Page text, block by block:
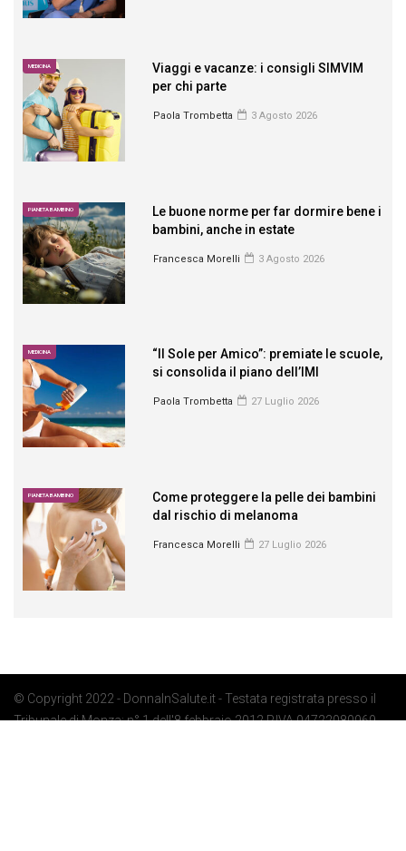
MEDICINA
Viaggi e vacanze: i consigli SIMVIM
per chi parte
Paola Trombetta 3 Agosto 2026
PIANETA BAMBINO
Le buone norme per far dormire bene i
bambini, anche in estate
Francesca Morelli 3 Agosto 2026
MEDICINA
“Il Sole per Amico”: premiate le scuole,
si consolida il piano dell’IMI
Paola Trombetta 27 Luglio 2026
PIANETA BAMBINO
Come proteggere la pelle dei bambini
dal rischio di melanoma
Francesca Morelli 27 Luglio 2026
© Copyright 2022 - DonnaInSalute.it - Testata registrata presso il
Tribunale di Monza: n° 1 dell'8 febbraio 2012 P.IVA 04722080969 -